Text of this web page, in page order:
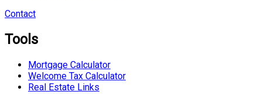
Contact
Tools
Mortgage Calculator
Welcome Tax Calculator
Real Estate Links